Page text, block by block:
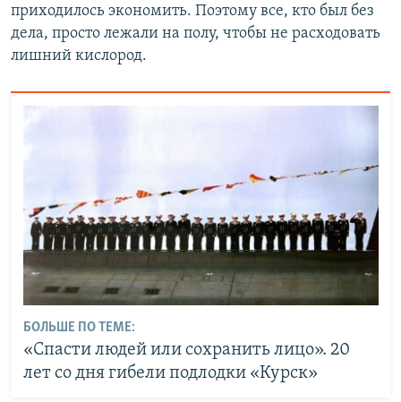
приходилось экономить. Поэтому все, кто был без
дела, просто лежали на полу, чтобы не расходовать
лишний кислород.
БОЛЬШЕ ПО ТЕМЕ:
«Спасти людей или сохранить лицо». 20
лет со дня гибели подлодки «Курск»